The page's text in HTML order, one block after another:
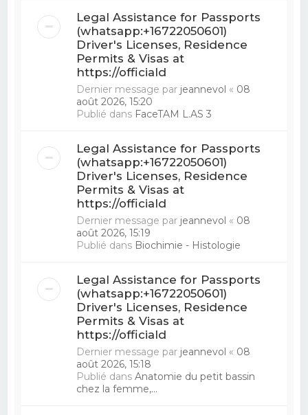
Legal Assistance for Passports
(whatsapp:+16722050601)
Driver's Licenses, Residence
Permits & Visas at
https://officiald
Dernier message par jeannevol « 08
août 2026, 15:20
Publié dans FaceTAM L.AS 3
Legal Assistance for Passports
(whatsapp:+16722050601)
Driver's Licenses, Residence
Permits & Visas at
https://officiald
Dernier message par jeannevol « 08
août 2026, 15:19
Publié dans Biochimie - Histologie
Legal Assistance for Passports
(whatsapp:+16722050601)
Driver's Licenses, Residence
Permits & Visas at
https://officiald
Dernier message par jeannevol « 08
août 2026, 15:18
Publié dansAnatomie du petit bassin
chez la femme,...